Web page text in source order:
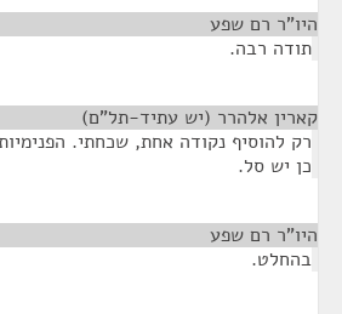
היו"ר רם שפע
תודה רבה.
קארין אלהרר (יש עתיד-תל"ם)
רק להוסיף נקודה אחת, שכחתי.
כן יש סל.
היו"ר רם שפע
בהחלט.